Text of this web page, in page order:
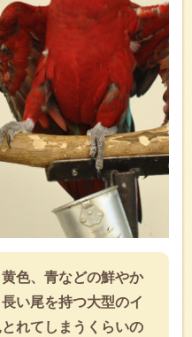
はどんな鳥
色、青などの鮮やか
い尾を持つ大型のイ
れてしまうくらいの